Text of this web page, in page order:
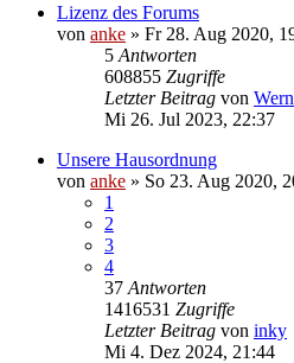
Lizenz des Forums
von anke » Fr 28. Aug 2020,
5 Antworten
608855 Zugriffe
Letzter Beitrag von
Mi 26. Jul 2023, 22:37
Unsere Hausordnung
von anke » So 23. Aug 2020,
1
2
3
4
37 Antworten
1416531 Zugriffe
Letzter Beitrag von inky
Mi 4. Dez 2024, 21:44